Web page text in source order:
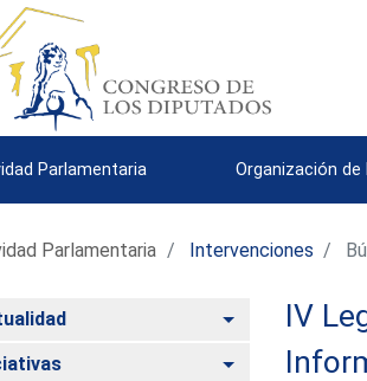
Parlamentaria Organización de
Parlamentaria Intervenciones
Alternar
Alternar
IV